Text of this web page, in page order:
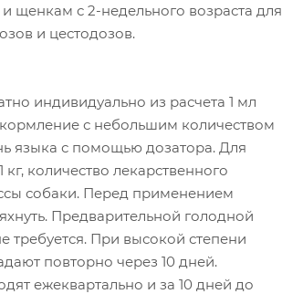
щенкам с 2-недельного возраста для
и цестодозов.
индивидуально из расчета 1 мл
кормление с небольшим количеством
языка с помощью дозатора. Для
количество лекарственного
собаки. Перед применением
Предварительной голодной
требуется. При высокой степени
повторно через 10 дней.
ежеквартально и за 10 дней до